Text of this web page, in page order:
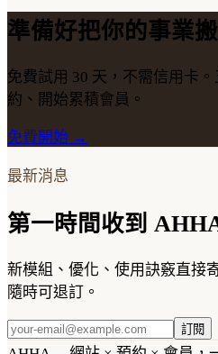
準備好把你的事業
免費試用 30 天，不需信用卡
約、開始累積會員。
免費開始 →
最新消息
第一時間收到
新模組、優化、使用訣竅直接
隨時可退訂。
訂閱